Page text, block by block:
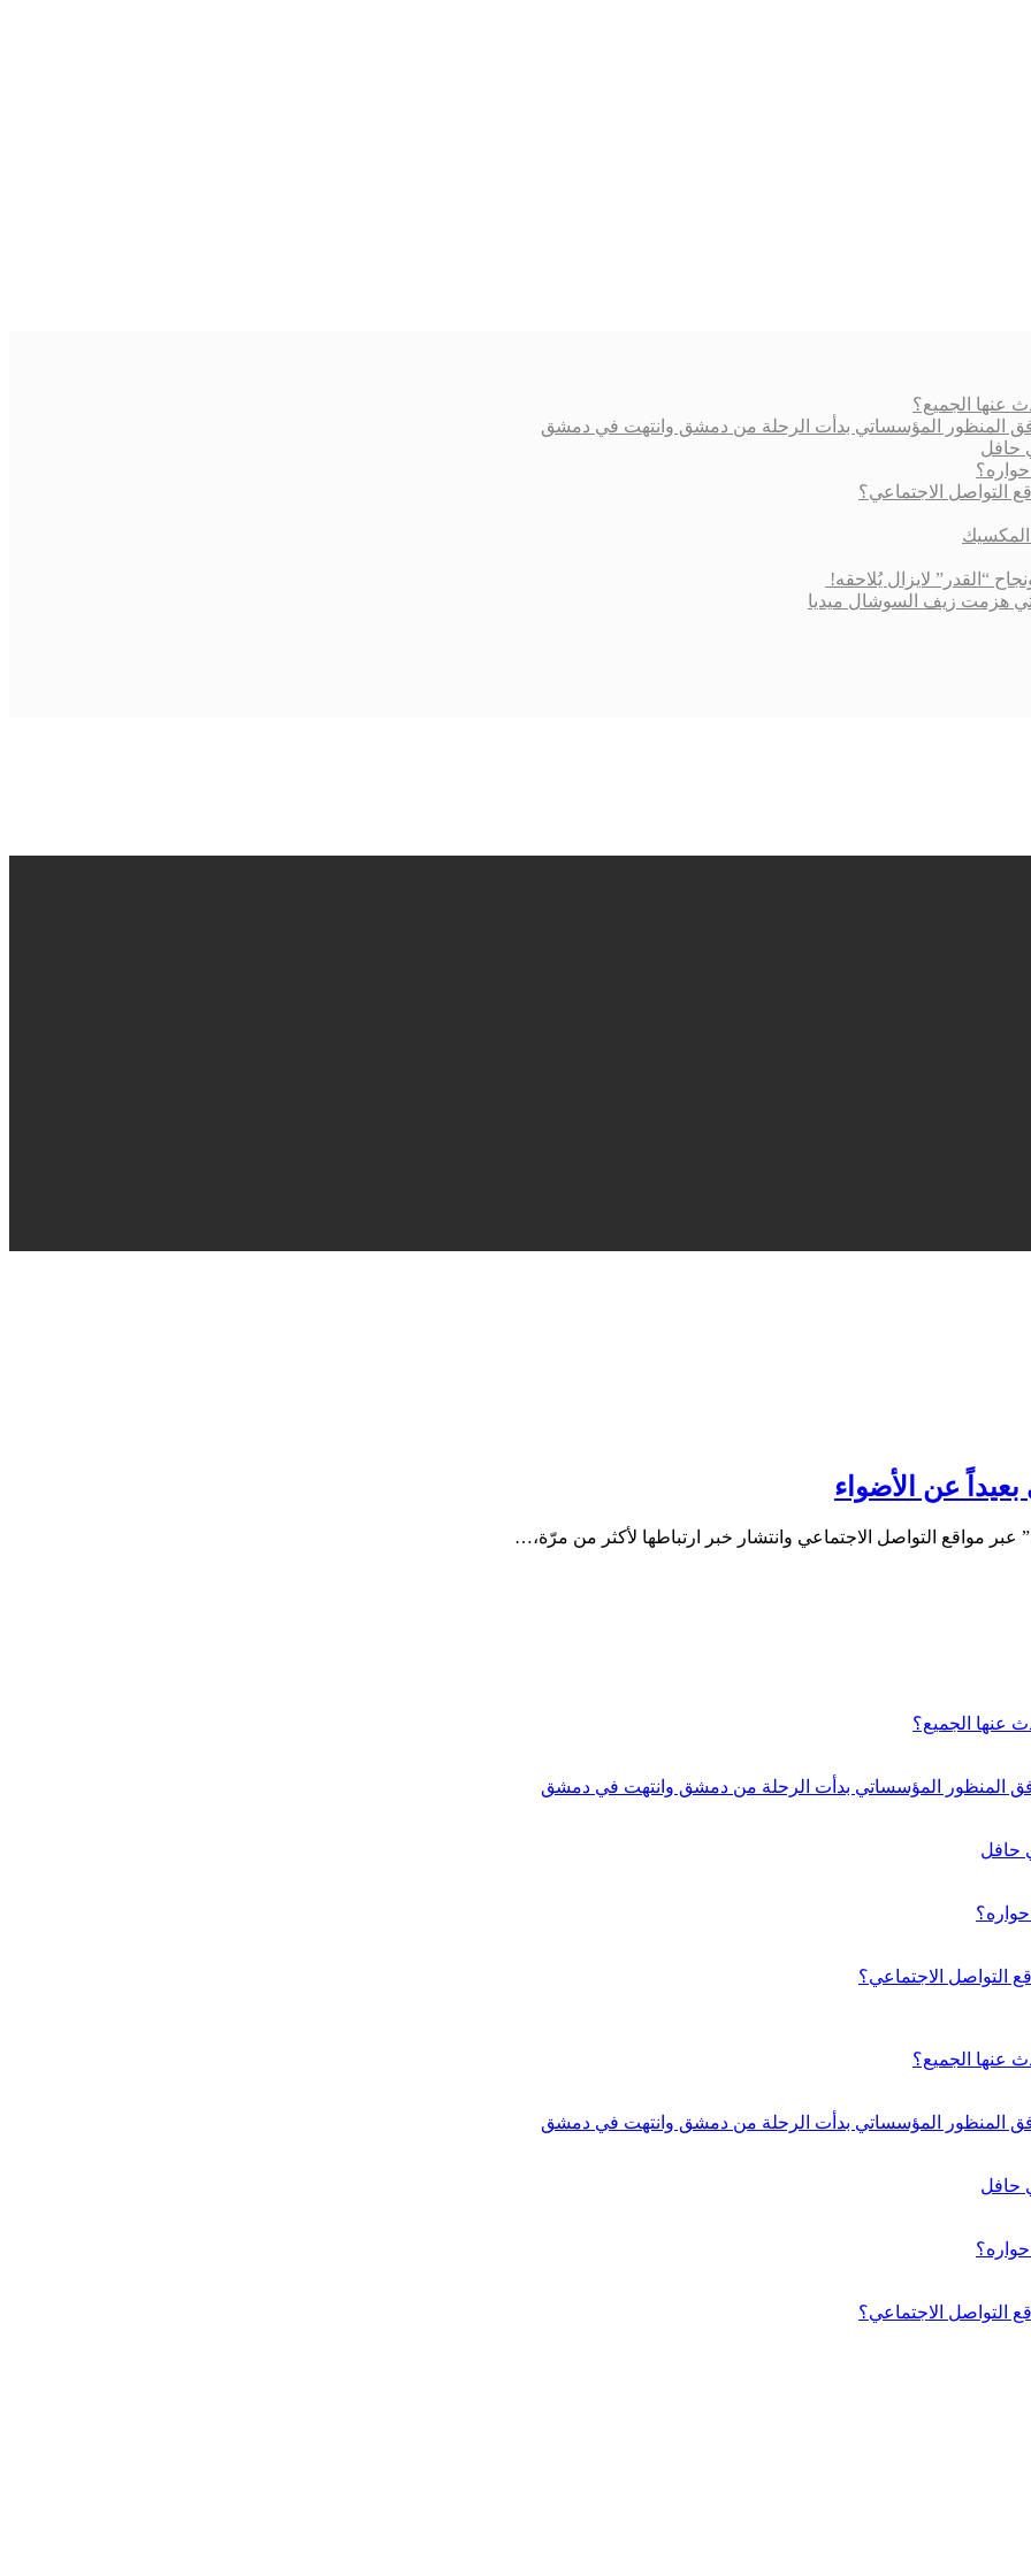
عنها الجميع؟
وفق المنظور المؤسساتي بدأت الرحلة من دمشق وانتهت في دمشق
حافل
الاجتماعي؟
هزمت زيف السوشال ميديا
عن الأضواء
عبر مواقع التواصل الاجتماعي وانتشار خبر ارتباطها لأكثر من مرّة،…
عنها الجميع؟
وفق المنظور المؤسساتي بدأت الرحلة من دمشق وانتهت في دمشق
حافل
الاجتماعي؟
عنها الجميع؟
وفق المنظور المؤسساتي بدأت الرحلة من دمشق وانتهت في دمشق
حافل
الاجتماعي؟